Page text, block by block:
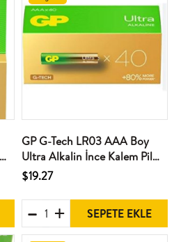
GP G-Tech LR03 AAA Boy
Ultra Alkalin İnce Kalem Pil
40'lı Paket GP24AUT-2B40
$19.27
SEPETE EKLE